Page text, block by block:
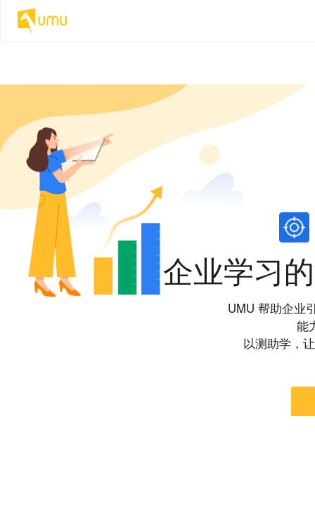
企业学习
UMU 帮助企业
能
以测助学，